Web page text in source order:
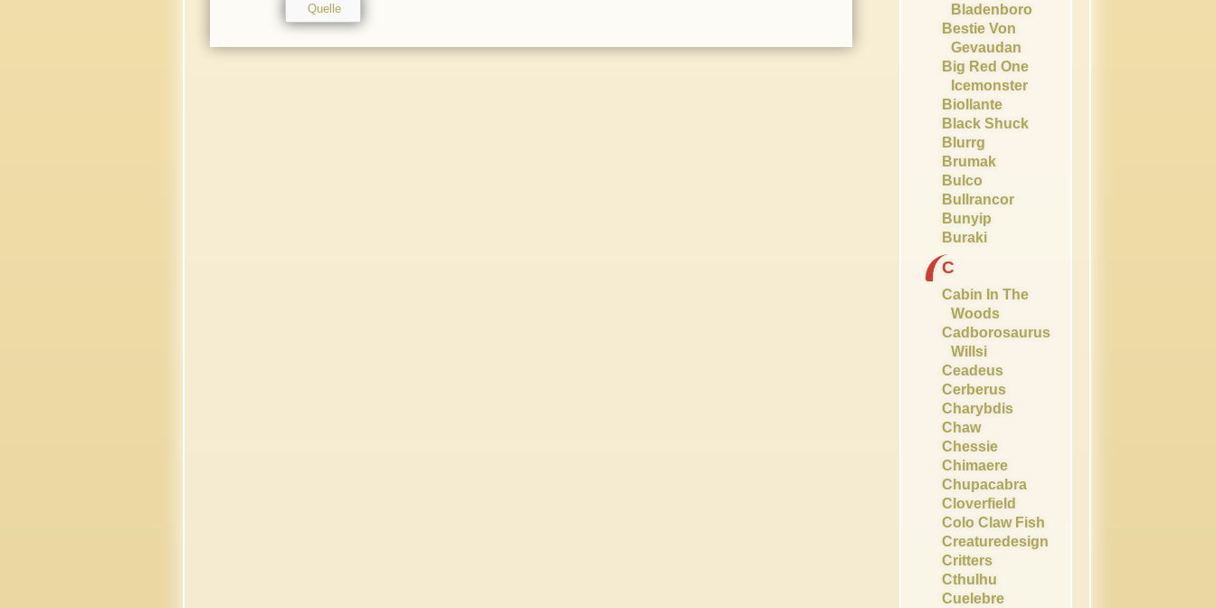
Quelle
Bladenboro
Bestie Von
Gevaudan
Big Red One
Icemonster
Biollante
Black Shuck
Blurrg
Brumak
Bulco
Bullrancor
Bunyip
Buraki
C
Cabin In The
Woods
Cadborosaurus
Willsi
Ceadeus
Cerberus
Charybdis
Chaw
Chessie
Chimaere
Chupacabra
Cloverfield
Colo Claw Fish
Creaturedesign
Critters
Cthulhu
Cuelebre